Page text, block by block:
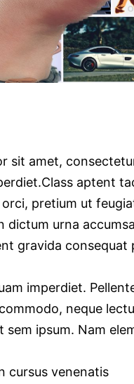
sit amet,
aptent
orci, pretium ut
dictum urna
gravida
imperdiet.
neque
ipsum. Nam
cursus venenatis